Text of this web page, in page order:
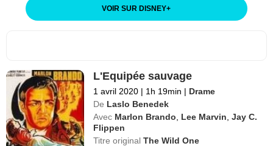
VOIR SUR DISNEY+
L'Equipée sauvage
1 avril 2020 | 1h 19min | Drame
De Laslo Benedek
Avec Marlon Brando Lee Marvin ,Jay C.
Flippen
Titre originalThe Wild One